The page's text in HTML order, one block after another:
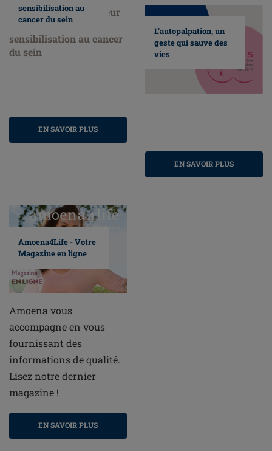
sensibilisation au
cancer du sein
EN SAVOIR PLUS
L’autopalpation, un
geste qui sauve des
vies
EN SAVOIR PLUS
Amoena4Life - Votre
Magazine en ligne
Amoena vous
accompagne en vous
fournissant des
informations de qualité.
Lisez notre dernier
magazine !
EN SAVOIR PLUS